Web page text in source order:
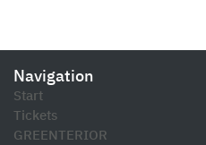
Navigation
Start
Tickets
GREENTERIOR